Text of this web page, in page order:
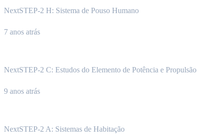
NextSTEP-2 H: Sistema de Pouso Humano
7 anos atrás
NextSTEP-2 C: Estudos do Elemento de Potência e Propulsão
9 anos atrás
NextSTEP-2 A: Sistemas de Habitação